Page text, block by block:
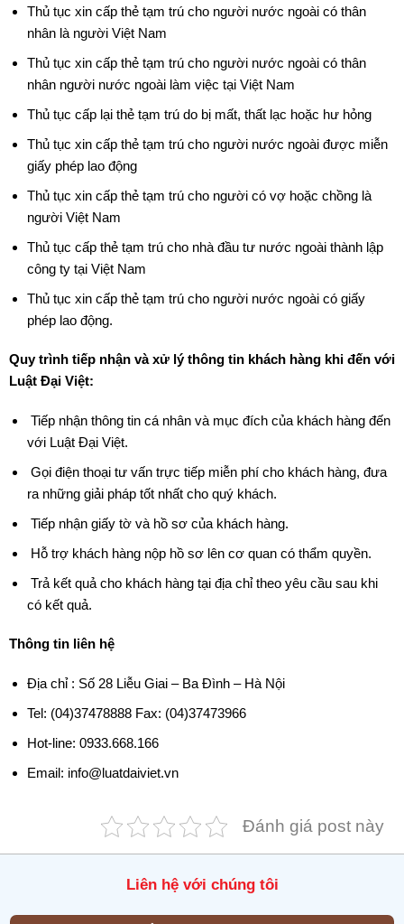
Thủ tục xin cấp thẻ tạm trú cho người nước ngoài có thân
nhân là người Việt Nam
Thủ tục xin cấp thẻ tạm trú cho người nước ngoài có thân
nhân người nước ngoài làm việc tại Việt Nam
Thủ tục cấp lại thẻ tạm trú do bị mất, thất lạc hoặc hư hỏng
Thủ tục xin cấp thẻ tạm trú cho người nước ngoài được miễn
giấy phép lao động
Thủ tục xin cấp thẻ tạm trú cho người có vợ hoặc chồng là
người Việt Nam
Thủ tục cấp thẻ tạm trú cho nhà đầu tư nước ngoài thành lập
công ty tại Việt Nam
Thủ tục xin cấp thẻ tạm trú cho người nước ngoài có giấy
phép lao động.
Quy trình tiếp nhận và xử lý thông tin khách hàng khi đến với
Luật Đại Việt:
Tiếp nhận thông tin cá nhân và mục đích của khách hàng đến
với Luật Đại Việt.
Gọi điện thoại tư vấn trực tiếp miễn phí cho khách hàng, đưa
ra những giải pháp tốt nhất cho quý khách.
Tiếp nhận giấy tờ và hồ sơ của khách hàng.
Hỗ trợ khách hàng nộp hồ sơ lên cơ quan có thẩm quyền.
Trả kết quả cho khách hàng tại địa chỉ theo yêu cầu sau khi
có kết quả.
Thông tin liên hệ
Địa chỉ : Số 28 Liễu Giai – Ba Đình – Hà Nội
Tel: (04)37478888 Fax: (04)37473966
Hot-line: 0933.668.166
Email: info@luatdaiviet.vn
Đánh giá post này
Liên hệ với chúng tôi